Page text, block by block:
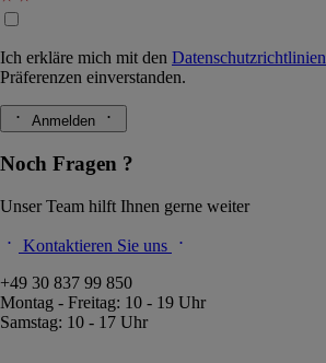
Ich erkläre mich mit den Datenschutzrichtlinien
Präferenzen einverstanden.
Anmelden
Noch Fragen ?
Unser Team hilft Ihnen gerne weiter
Kontaktieren Sie uns
+49 30 837 99 850
Montag - Freitag: 10 - 19 Uhr
Samstag: 10 - 17 Uhr